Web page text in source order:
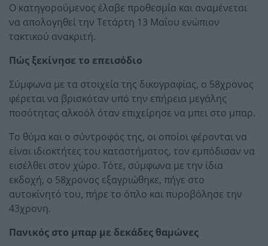
Ο κατηγορούμενος έλαβε προθεσμία και αναμένεται
να απολογηθεί την Τετάρτη 13 Μαΐου ενώπιον
τακτικού ανακριτή.
Πώς ξεκίνησε το επεισόδιο
Σύμφωνα με τα στοιχεία της δικογραφίας, ο 58χρονος
φέρεται να βρισκόταν υπό την επήρεια μεγάλης
ποσότητας αλκοόλ όταν επιχείρησε να μπει στο μπαρ.
Το θύμα και ο σύντροφός της, οι οποίοι φέρονται να
είναι ιδιοκτήτες του καταστήματος, τον εμπόδισαν να
εισέλθει στον χώρο. Τότε, σύμφωνα με την ίδια
εκδοχή, ο 58χρονος εξαγριώθηκε, πήγε στο
αυτοκίνητό του, πήρε το όπλο και πυροβόλησε την
43χρονη.
Πανικός στο μπαρ με δεκάδες θαμώνες